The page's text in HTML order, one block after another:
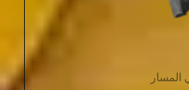
المسار